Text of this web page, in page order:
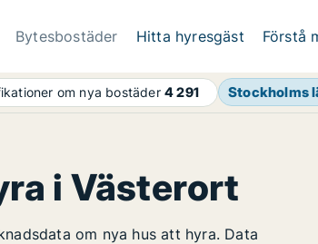
Bytesbostäder Hitta hyresgäst Förstå
om nya bostäder4 291 Stockholms
i Västerort
om nya hus att hyra. Data